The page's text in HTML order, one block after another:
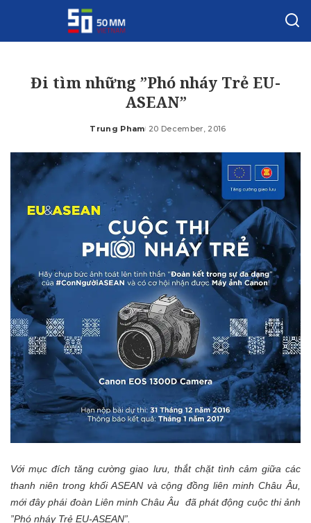
Đi tìm những ”Phó nháy Trẻ EU-
ASEAN”
Posted
Trung Pham 20 December, 2016
Với mục đích tăng cường giao lưu, thắt chặt tình cảm giữa các
thanh niên trong khối ASEAN và cộng đồng liên minh Châu Âu,
mới đây phái đoàn Liên minh Châu Âu đã phát động cuộc thi ảnh
”Phó nháy Trẻ EU-ASEAN”.